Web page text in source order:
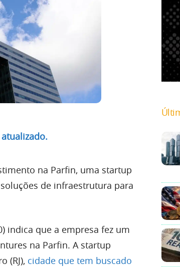
na Parfin, uma startup
de infraestrutura para
indica que a empresa fez um
na Parfin. A startup
(RJ), cidade que tem buscado